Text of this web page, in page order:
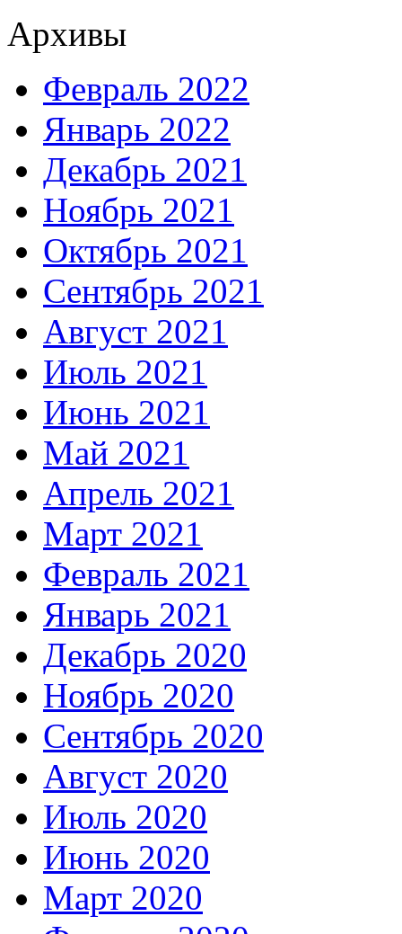
Архивы
Февраль 2022
Январь 2022
Декабрь 2021
Ноябрь 2021
Октябрь 2021
Сентябрь 2021
Август 2021
Июль 2021
Июнь 2021
Май 2021
Апрель 2021
Март 2021
Февраль 2021
Январь 2021
Декабрь 2020
Ноябрь 2020
Сентябрь 2020
Август 2020
Июль 2020
Июнь 2020
Март 2020